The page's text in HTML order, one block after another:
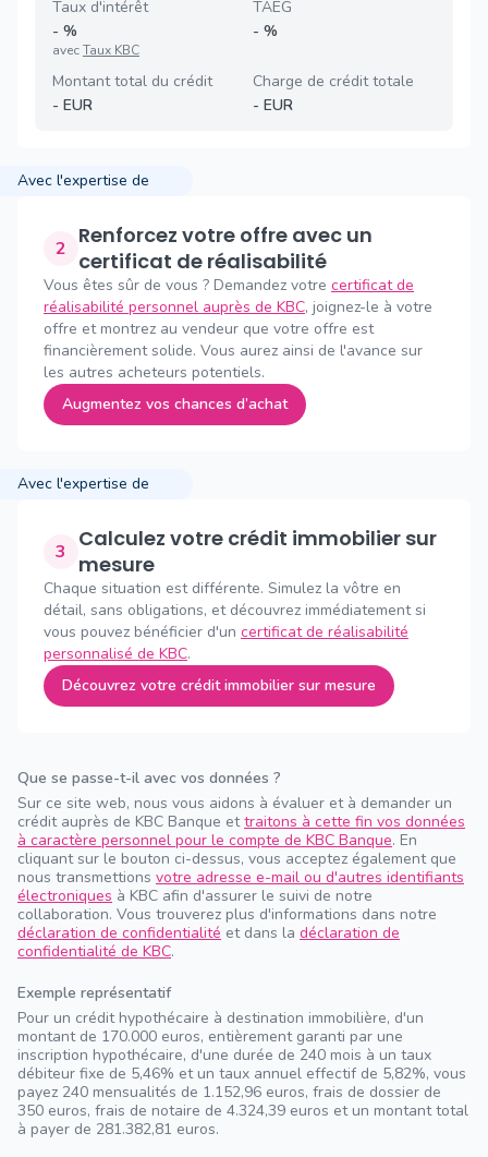
Taux d'intérêt
- %
avecTaux KBC
TAEG
- %
Montant total du crédit
- EUR
Charge de crédit totale
- EUR
Avec l'expertise de
2 Renforcez votre offre avec un
certificat de réalisabilité
Vous êtes sûr de vous ? Demandez votre certificat de
réalisabilité personnel auprès de KBC, joignez-le à votre
offre et montrez au vendeur que votre offre est
financièrement solide. Vous aurez ainsi de l'avance sur
les autres acheteurs potentiels.
Augmentez vos chances d’achat
Avec l'expertise de
3
Calculez votre crédit immobilier sur
mesure
Chaque situation est différente. Simulez la vôtre en
détail, sans obligations, et découvrez immédiatement si
vous pouvez bénéficier d'un certificat de réalisabilité
personnalisé de KBC.
Découvrez votre crédit immobilier sur mesure
Que se passe-t-il avec vos données ?
Sur ce site web, nous vous aidons à évaluer et à demander un
crédit auprès de KBC Banque ettraitons à cette fin vos données
à caractère personnel pour le compte de KBC Banque. En
cliquant sur le bouton ci-dessus, vous acceptez également que
nous transmettions votre adresse e-mail ou d'autres identifiants
électroniques à KBC afin d'assurer le suivi de notre
collaboration. Vous trouverez plus d'informations dans notre
déclaration de confidentialité et dans la déclaration de
confidentialité de KBC.
Exemple représentatif
Pour un crédit hypothécaire à destination immobilière, d'un
montant de 170.000 euros, entièrement garanti par une
inscription hypothécaire, d'une durée de 240 mois à un taux
débiteur fixe de 5,46% et un taux annuel effectif de 5,82%, vous
payez 240 mensualités de 1.152,96 euros, frais de dossier de
350 euros, frais de notaire de 4.324,39 euros et un montant total
à payer de 281.382,81 euros.